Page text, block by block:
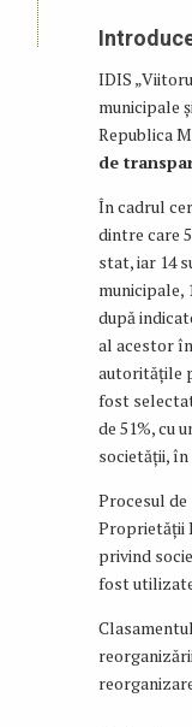
IDIS
municipale
Republica
de
În cadrul
dintre care
stat, iar 14
municipale,
după
al acestor
autoritățile
fost
de 51%, cu
societății, în
Procesul
Proprietății
privind
fost